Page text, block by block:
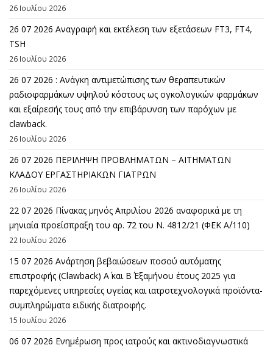
26 Ιουλίου 2026
26 07 2026 Αναγραφή και εκτέλεση των εξετάσεων FT3, FT4,
TSH
26 Ιουλίου 2026
26 07 2026 : Ανάγκη αντιμετώπισης των θεραπευτικών
ραδιοφαρμάκων υψηλού κόστους ως ογκολογικών φαρμάκων
και εξαίρεσής τους από την επιβάρυνση των παρόχων με
clawback.
26 Ιουλίου 2026
26 07 2026 ΠΕΡΙΛΗΨΗ ΠΡΟΒΛΗΜΑΤΩΝ – ΑΙΤΗΜΑΤΩΝ
ΚΛΑΔΟΥ ΕΡΓΑΣΤΗΡΙΑΚΩΝ ΓΙΑΤΡΩΝ
26 Ιουλίου 2026
22 07 2026 Πίνακας μηνός Απριλίου 2026 αναφορικά με τη
μηνιαία προείσπραξη του αρ. 72 του Ν. 4812/21 (ΦΕΚ Α΄/110)
22 Ιουλίου 2026
15 07 2026 Ανάρτηση βεβαιώσεων ποσού αυτόματης
επιστροφής (Clawback) A΄ και Β΄ Εξαμήνου έτους 2025 για
παρεχόμενες υπηρεσίες υγείας και ιατροτεχνολογικά προϊόντα-
συμπληρώματα ειδικής διατροφής.
15 Ιουλίου 2026
06 07 2026 Eνημέρωση προς ιατρούς και ακτινοδιαγνωστικά